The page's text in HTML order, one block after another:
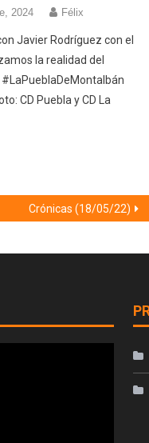
2024 Félix
Javier Rodríguez con el
la realidad del
CD Puebla y CD La
Crónicas (18/05/22)